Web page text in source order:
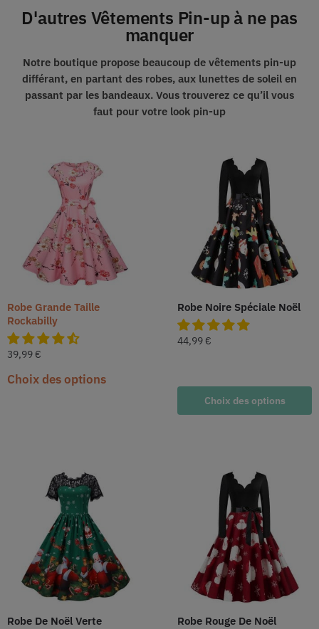
D'autres Vêtements Pin-up à ne pas
manquer
Notre boutique propose beaucoup de vêtements pin-up
différant, en partant des robes, aux lunettes de soleil en
passant par les bandeaux. Vous trouverez ce qu’il vous
faut pour votre look pin-up
Robe Grande Taille
Rockabilly
39,99 €
Choix des options
Robe Noire Spéciale Noël
44,99 €
Choix des options
Robe De Noël Verte Robe Rouge De Noël